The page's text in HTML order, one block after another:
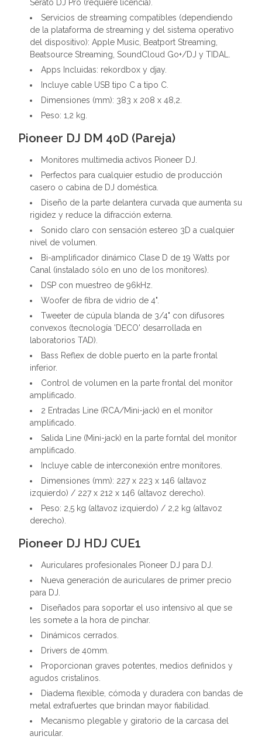
Serato DJ Pro (requiere licencia).
Servicios de streaming compatibles (dependiendo
de la plataforma de streaming y del sistema operativo
del dispositivo): Apple Music, Beatport Streaming,
Beatsource Streaming, SoundCloud Go+/DJ y TIDAL.
Apps Incluidas: rekordbox y djay.
Incluye cable USB tipo C a tipo C.
Dimensiones (mm): 383 x 208 x 48,2.
Peso: 1,2 kg.
Pioneer DJ DM 40D (Pareja)
Monitores multimedia activos Pioneer DJ.
Perfectos para cualquier estudio de producción
casero o cabina de DJ doméstica.
Diseño de la parte delantera curvada que aumenta su
rigidez y reduce la difracción externa.
Sonido claro con sensación estereo 3D a cualquier
nivel de volumen.
Bi-amplificador dinámico Clase D de 19 Watts por
Canal (instalado sólo en uno de los monitores).
DSP con muestreo de 96kHz.
Woofer de fibra de vidrio de 4".
Tweeter de cúpula blanda de 3/4" con difusores
convexos (tecnología 'DECO' desarrollada en
laboratorios TAD).
Bass Reflex de doble puerto en la parte frontal
inferior.
Control de volumen en la parte frontal del monitor
amplificado.
2 Entradas Line (RCA/Mini-jack) en el monitor
amplificado.
Salida Line (Mini-jack) en la parte forntal del monitor
amplificado.
Incluye cable de interconexión entre monitores.
Dimensiones (mm): 227 x 223 x 146 (altavoz
izquierdo) / 227 x 212 x 146 (altavoz derecho).
Peso: 2,5 kg (altavoz izquierdo) / 2,2 kg (altavoz
derecho).
Pioneer DJ HDJ CUE1
Auriculares profesionales Pioneer DJ para DJ.
Nueva generación de auriculares de primer precio
para DJ.
Diseñados para soportar el uso intensivo al que se
les somete a la hora de pinchar.
Dinámicos cerrados.
Drivers de 40mm.
Proporcionan graves potentes, medios definidos y
agudos cristalinos.
Diadema flexible, cómoda y duradera con bandas de
metal extrafuertes que brindan mayor fiabilidad.
Mecanismo plegable y giratorio de la carcasa del
auricular.